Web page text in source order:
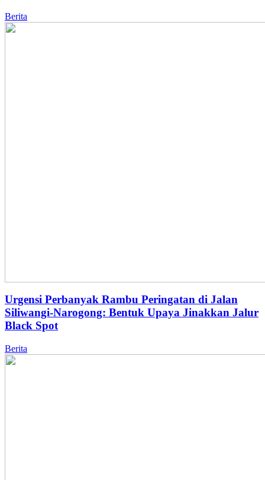
Berita
Urgensi Perbanyak Rambu Peringatan di Jalan
Siliwangi-Narogong: Bentuk Upaya Jinakkan Jalur
Black Spot
Berita